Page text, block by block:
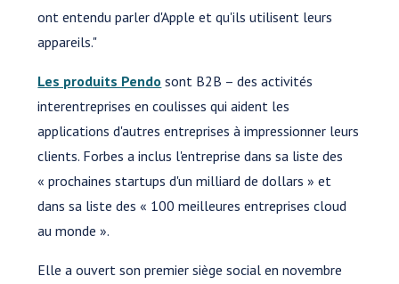
ont entendu parler d'Apple et qu'ils utilisent leurs
appareils."
Les produits Pendo sont B2B – des activités
interentreprises en coulisses qui aident les
applications d'autres entreprises à impressionner leurs
clients. Forbes a inclus l'entreprise dans sa liste des
« prochaines startups d'un milliard de dollars » et
dans sa liste des « 100 meilleures entreprises cloud
au monde ».
Elle a ouvert son premier siège social en novembre